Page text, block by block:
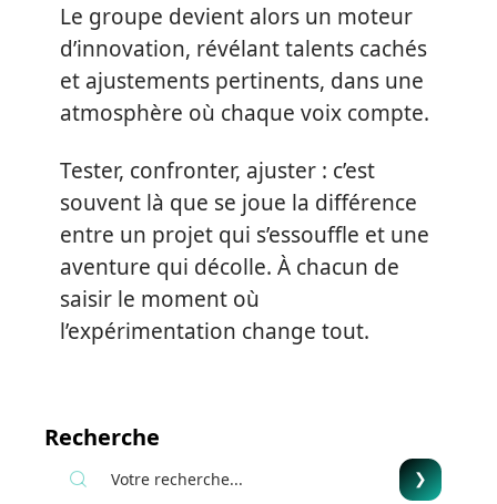
Le groupe devient alors un moteur
d’innovation, révélant talents cachés
et ajustements pertinents, dans une
atmosphère où chaque voix compte.
Tester, confronter, ajuster : c’est
souvent là que se joue la différence
entre un projet qui s’essouffle et une
aventure qui décolle. À chacun de
saisir le moment où
l’expérimentation change tout.
Recherche